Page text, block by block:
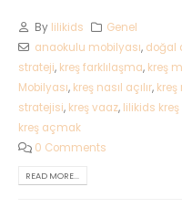
By lilikids
Genel
anaokulu mobilyası, doğal
strateji, kreş farklılaşma, kreş
Mobilyası, kreş nasıl açılır, kreş
stratejisi, kreş vaaz, lilikids kreş
kreş açmak
0 Comments
READ MORE...